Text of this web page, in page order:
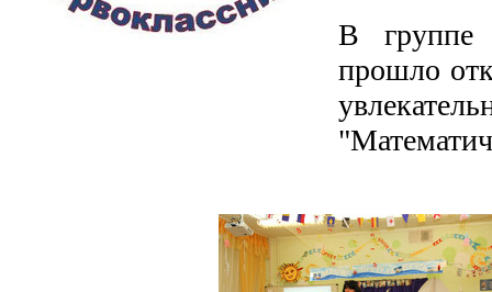
В группе
прошло